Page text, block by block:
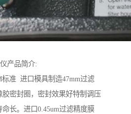
产品简介:
准 进口模具制造47mm过滤
密封圈，密封效果好特制调压
长。进口0.45um过滤精度膜